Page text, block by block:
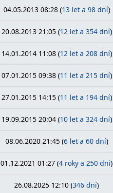
04.05.2013 08:28 (13 let a 98 dní)
20.08.2013 21:05 (12 let a 354 dní)
14.01.2014 11:08 (12 let a 208 dní)
07.01.2015 09:38 (11 let a 215 dní)
27.01.2015 14:15 (11 let a 194 dní)
19.09.2015 20:04 (10 let a 324 dní)
08.06.2020 21:45 (6 let a 60 dní)
01.12.2021 01:27 (4 roky a 250 dní)
26.08.2025 12:10 (346 dní)